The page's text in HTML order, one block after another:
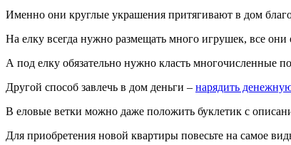
Именно они круглые украшения притягивают в дом
На елку всегда нужно размещать много игрушек, все они
А под елку обязательно нужно класть многочисленные
Другой способ завлечь в дом деньги – нарядить
В еловые ветки можно даже положить буклетик с
Для приобретения новой квартиры повесьте на самое